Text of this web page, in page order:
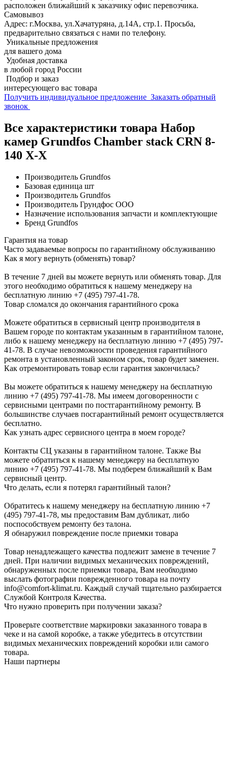
расположен ближайший к заказчику офис перевозчика.
Самовывоз
Адрес: г.Москва, ул.Хачатуряна, д.14А, стр.1. Просьба,
предварительно связаться с нами по телефону.
Уникальные предложения
для вашего дома
Удобная доставка
в любой город России
Подбор и заказ
интересующего вас товара
Получить индивидуальное предложение Заказать обратный
звонок
Все характеристики товара Набор
камер Grundfos Chamber stack CRN 8-
140 X-X
Производитель Grundfos
Базовая единица шт
Производитель Grundfos
Производитель Грундфос ООО
Назначение использования запчасти и комплектующие
Бренд Grundfos
Гарантия на товар
Часто задаваемые вопросы по гарантийному обслуживанию
Как я могу вернуть (обменять) товар?
В течение 7 дней вы можете вернуть или обменять товар. Для
этого необходимо обратиться к нашему менеджеру на
бесплатную линию +7 (495) 797-41-78.
Товар сломался до окончания гарантийного срока
Можете обратиться в сервисный центр производителя в
Вашем городе по контактам указанным в гарантийном талоне,
либо к нашему менеджеру на бесплатную линию +7 (495) 797-
41-78. В случае невозможности проведения гарантийного
ремонта в установленный законом срок, товар будет заменен.
Как отремонтировать товар если гарантия закончилась?
Вы можете обратиться к нашему менеджеру на бесплатную
линию +7 (495) 797-41-78. Мы имеем договоренности с
сервисными центрами по постгарантийному ремонту. В
большинстве случаев посгарантийный ремонт осуществляется
бесплатно.
Как узнать адрес сервисного центра в моем городе?
Контакты СЦ указаны в гарантийном талоне. Также Вы
можете обратиться к нашему менеджеру на бесплатную
линию +7 (495) 797-41-78. Мы подберем ближайший к Вам
сервисный центр.
Что делать, если я потерял гарантийный талон?
Обратитесь к нашему менеджеру на бесплатную линию +7
(495) 797-41-78, мы предоставим Вам дубликат, либо
поспособствуем ремонту без талона.
Я обнаружил повреждение после приемки товара
Товар ненадлежащего качества подлежит замене в течение 7
дней. При наличии видимых механических повреждений,
обнаруженных после приемки товара, Вам необходимо
выслать фотографии поврежденного товара на почту
info@comfort-klimat.ru. Каждый случай тщательно разбирается
Службой Контроля Качества.
Что нужно проверить при получении заказа?
Проверьте соответствие маркировки заказанного товара в
чеке и на самой коробке, а также убедитесь в отсутствии
видимых механических повреждений коробки или самого
товара.
Наши партнеры